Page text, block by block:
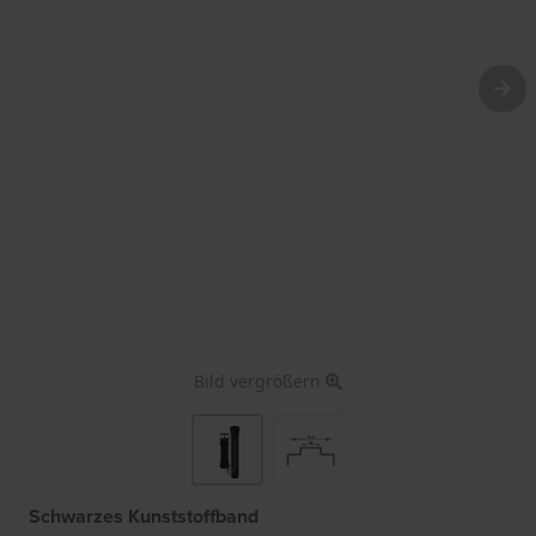
Bild vergrößern
Schwarzes Kunststoffband